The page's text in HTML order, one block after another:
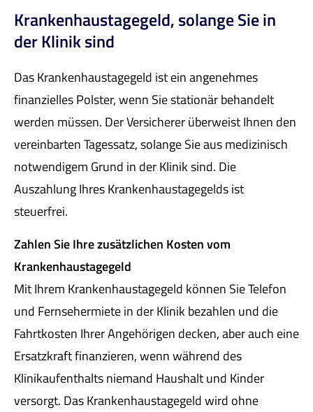
Krankenhaustagegeld, solange Sie in
der Klinik sind
Das Krankenhaustagegeld ist ein angenehmes
finanzielles Polster, wenn Sie stationär behandelt
werden müssen. Der Versicherer überweist Ihnen den
vereinbarten Tagessatz, solange Sie aus medizinisch
notwendigem Grund in der Klinik sind. Die
Auszahlung Ihres Krankenhaustagegelds ist
steuerfrei.
Zahlen Sie Ihre zusätzlichen Kosten vom
Krankenhaustagegeld
Mit Ihrem Krankenhaustagegeld können Sie Telefon
und Fernsehermiete in der Klinik bezahlen und die
Fahrtkosten Ihrer Angehörigen decken, aber auch eine
Ersatzkraft finanzieren, wenn während des
Klinikaufenthalts niemand Haushalt und Kinder
versorgt. Das Krankenhaustagegeld wird ohne